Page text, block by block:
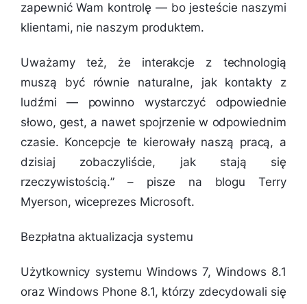
zapewnić Wam kontrolę — bo jesteście naszymi
klientami, nie naszym produktem.
Uważamy też, że interakcje z technologią
muszą być równie naturalne, jak kontakty z
ludźmi — powinno wystarczyć odpowiednie
słowo, gest, a nawet spojrzenie w odpowiednim
czasie. Koncepcje te kierowały naszą pracą, a
dzisiaj zobaczyliście, jak stają się
rzeczywistością.” – pisze na blogu Terry
Myerson, wiceprezes Microsoft.
Bezpłatna aktualizacja systemu
Użytkownicy systemu Windows 7, Windows 8.1
oraz Windows Phone 8.1, którzy zdecydowali się